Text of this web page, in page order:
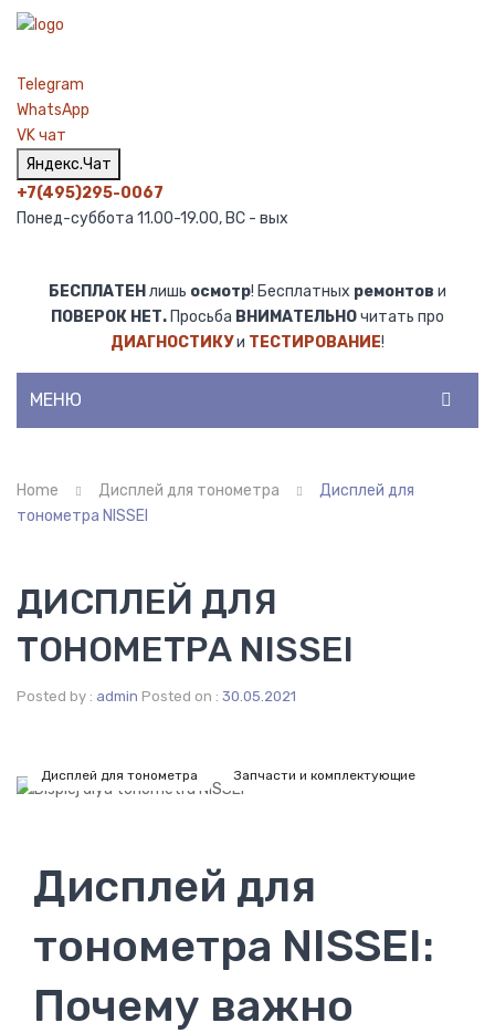
Telegram
WhatsApp
VK чат
Яндекс.Чат
+7(495)295-0067
Понед-суббота 11.00-19.00, ВС - вых
БЕСПЛАТЕН лишь осмотр! Бесплатных ремонтов и
ПОВЕРОК НЕТ. Просьба ВНИМАТЕЛЬНОчитать про
ДИАГНОСТИКУи ТЕСТИРОВАНИЕ!
МЕНЮ
КАТАЛОГ
Ртутные
Механические
На запястье
На плечо
Комплектующие
Home Дисплей для тонометра
Дисплей для
тонометра NISSEI
ДИСПЛЕЙ ДЛЯ
ТОНОМЕТРА NISSEI
Posted by : admin Posted on : 30.05.2021
Дисплей для тонометра Запчасти и комплектующие
Дисплей для
тонометра NISSEI:
Почему важно